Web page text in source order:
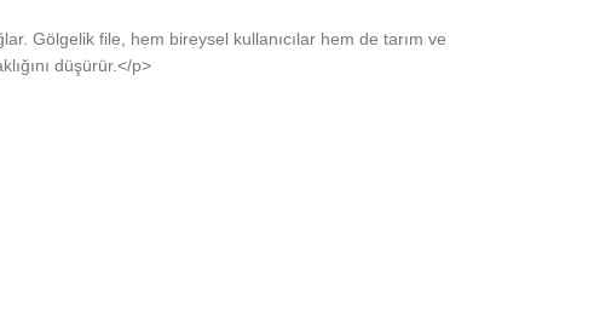
Gölgelik file, hem bireysel kullanıcılar hem de tarım ve
düşürür.</p>